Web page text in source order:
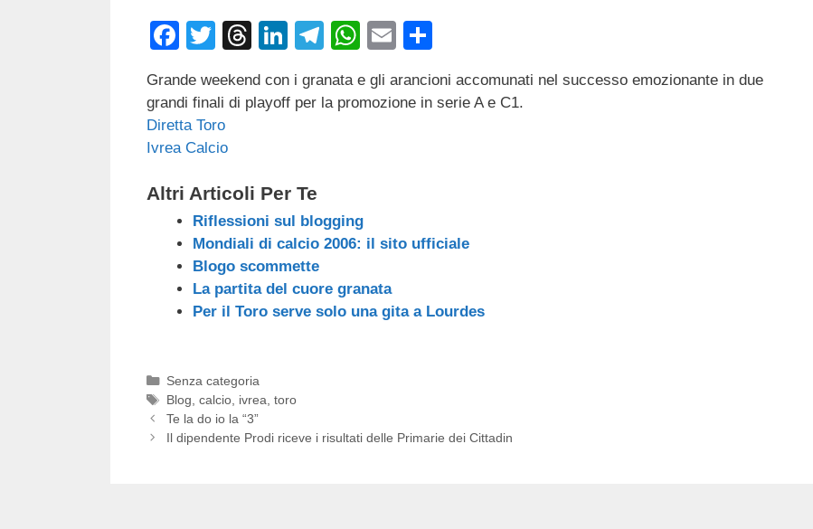
F
c
e
b
o
o
k
T
tt
er
T
e
a
s
Li
k
e
n
T
e
gr
W
at
p
E
ail n
Grande weekend con i granata e gli arancioni accomunati nel successo emozionante in due
grandi finali di playoff per la promozione in serie A e C1.
Diretta Toro
Ivrea Calcio
Altri Articoli Per Te
Riflessioni sul blogging
Mondiali di calcio 2006: il sito ufficiale
Blogo scommette
La partita del cuore granata
Per il Toro serve solo una gita a Lourdes
Categorie
Senza categoria
Tag
Blog calcio, ivrea toro
Te la do io la “3”
Il dipendente Prodi riceve i risultati delle Primarie dei Cittadin